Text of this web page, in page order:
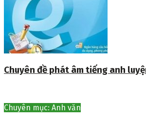
Chuyên đề phát âm tiếng anh
Chuyên mục: Anh văn